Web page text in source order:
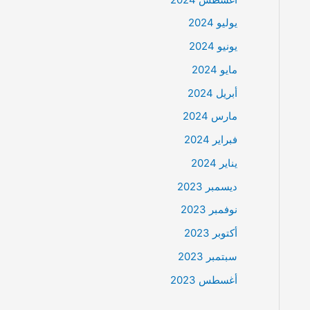
يوليو 2024
يونيو 2024
مايو 2024
أبريل 2024
مارس 2024
فبراير 2024
يناير 2024
ديسمبر 2023
نوفمبر 2023
أكتوبر 2023
سبتمبر 2023
أغسطس 2023